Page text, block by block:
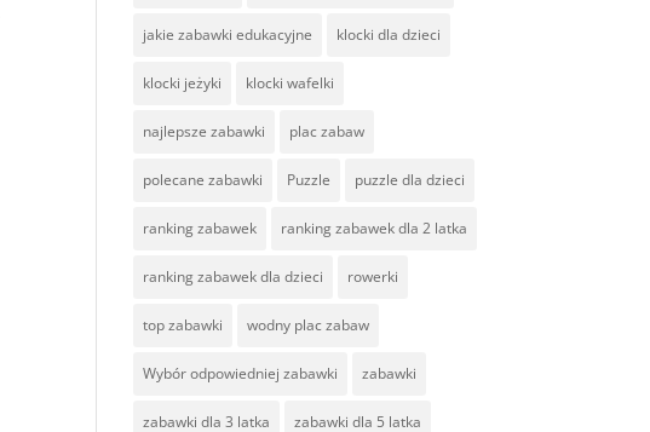
jakie zabawki edukacyjne klocki dla dzieci
klocki jeżyki klocki wafelki
najlepsze zabawki plac zabaw
polecane zabawki Puzzle puzzle dla dzieci
ranking zabawek ranking zabawek dla 2 latka
ranking zabawek dla dzieci rowerki
top zabawki wodny plac zabaw
Wybór odpowiedniej zabawki zabawki
zabawki dla 3 latka zabawki dla 5 latka